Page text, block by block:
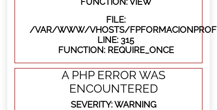
FILE:
/VAR/WWW/VHOSTS/
LINE: 315
FUNCTION: REQUIRE_ONCE
A PHP ERROR WAS
ENCOUNTERED
SEVERITY: WARNING